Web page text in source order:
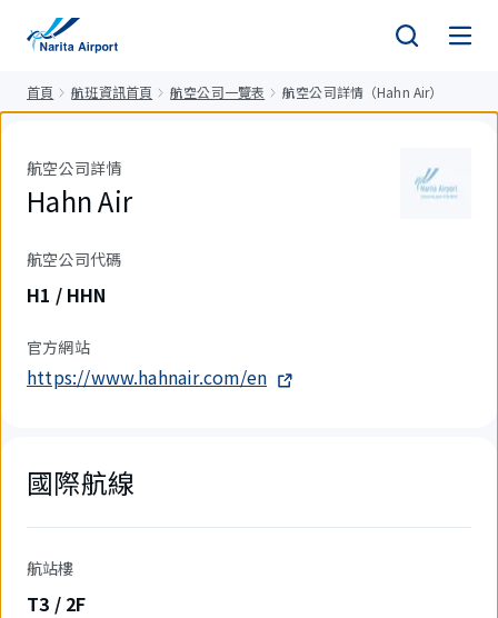
首頁 航班資訊首頁 航空公司一覽表 航空公司詳情（Hahn Air）
航空公司詳情
Hahn Air
航空公司代碼
H1 / HHN
官方網站
https://www.hahnair.com/en
國際航線
航站樓
T3 / 2F